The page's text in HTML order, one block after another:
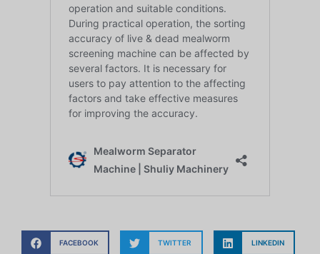
FACEBOOK TWITTER LINKEDIN